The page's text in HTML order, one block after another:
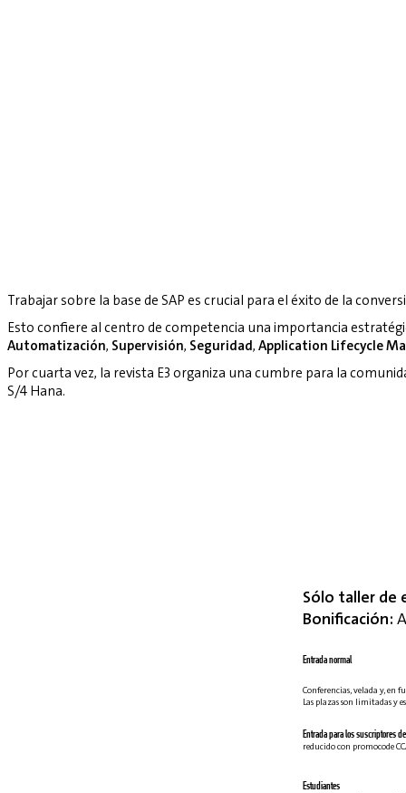
Trabajar sobre la base de SAP es crucial para el éxito de la
Esto confiere al centro de competencia una importancia
Automatización, Supervisión, Seguridad, Application Lifecycle
Por cuarta vez, la revista E3 organiza una cumbre para la
S/4 Hana.
Sólo taller de
Bonificación:
Entrada normal
Conferencias, velada y, en
Las plazas son limitadas y
Entrada para los suscriptores de
reducido con promocode
Estudiantes